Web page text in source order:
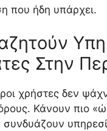
που ήδη υπάρχει.
Στην
χρήστες δεν
Κάνουν πιο
συνδυάζουν